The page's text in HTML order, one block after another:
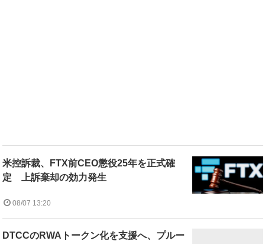
米控訴裁、FTX前CEO懲役25年を正式確
定 上訴棄却の効力発生
08/07 13:20
DTCCのRWAトークン化を支援へ、プルー